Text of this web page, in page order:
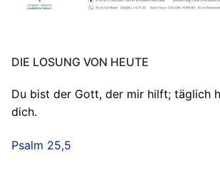
DIE LOSUNG VON HEUTE
Du bist der Gott, der mir hilft; täglich
dich.
Psalm 25,5